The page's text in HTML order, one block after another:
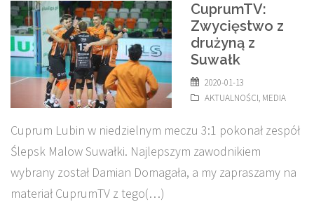
CuprumTV:
Zwycięstwo z
drużyną z
Suwałk
2020-01-13
AKTUALNOŚCI, MEDIA
Cuprum Lubin w niedzielnym meczu 3:1 pokonał zespół
Ślepsk Malow Suwałki. Najlepszym zawodnikiem
wybrany został Damian Domagała, a my zapraszamy na
materiał CuprumTV z tego(…)